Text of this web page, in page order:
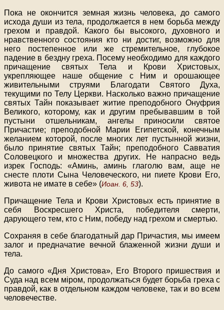
Пока не окончится земная жизнь человека, до самого
исхода души из тела, продолжается в нем борьба между
грехом и правдой. Какого бы высокого, духовного и
нравственного состояния кто ни достиг, возможно для
него постепенное или же стремительное, глубокое
падение в бездну греха. Посему необходимо для каждого
причащение святых Тела и Крови Христовых,
укрепляющее наше общение с Ним и орошающее
живительными струями Благодати Святого Духа,
текущими по Телу Церкви. Насколько важно причащение
святых Тайн показывает житие преподобного Онуфрия
Великого, которому, как и другим пребывавшим в той
пустыни отшельникам, ангелы приносили святое
Причастие; преподобной Марии Египетской, конечным
желанием которой, после многих лет пустынной жизни,
было принятие святых Тайн; преподобного Савватия
Соловецкого и множества других. Не напрасно ведь
изрек Господь: «Аминь, аминь глаголю вам, аще не
снесте плоти Сына Человеческого, ни пиете Крови Его,
живота не имате в себе» (Иоан. 6, 53).
Причащение Тела и Крови Христовых есть принятие в
себя Воскресшего Христа, победителя смерти,
дарующего тем, кто с Ним, победу над грехом и смертью.
Сохраняя в себе благодатный дар Причастия, мы имеем
залог и предначатие вечной блаженной жизни души и
тела.
До самого «Дня Христова», Его Второго пришествия и
Суда над всем мiром, продолжаться будет борьба греха с
правдой, как в отдельном каждом человеке, так и во всем
человечестве.